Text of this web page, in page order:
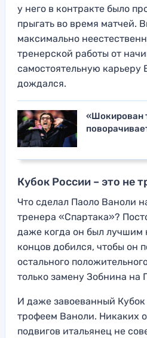
у него в контракте было
прыгать во время матчей.
максимально
тренерской работы от
самостоятельную карьеру
дождался.
«Шокирован
Кубок России – это не
Что сделал Паоло Ваноли
тренера «Спартака»?
даже когда он был лучшим
концов добился, чтобы он
остального
только замену Зобнина на
И даже завоеванный
трофеем Ваноли. Никаких
подвигов итальянец не